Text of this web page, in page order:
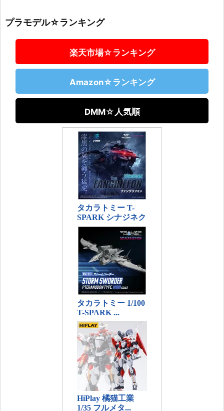
プラモデル☆ランキング
楽天市場☆ランキング
Amazon☆ランキング
DMM☆人気順